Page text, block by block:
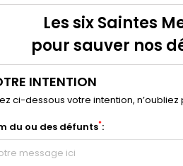
Les six Saintes
pour sauver nos
INTENTION
ci-dessous votre intention, n’oubliez
du ou des défunts*: